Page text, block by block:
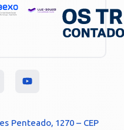
Penteado, 1270 – CEP